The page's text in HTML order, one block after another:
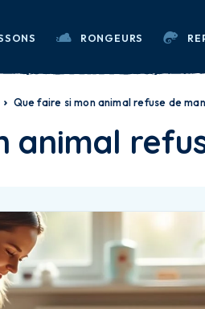
RONGEURS
Que faire si mon animal refuse de
animal